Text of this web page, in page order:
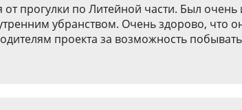
прогулки по Литейной части. Был
убранством. Очень здорово, что
проекта за возможность